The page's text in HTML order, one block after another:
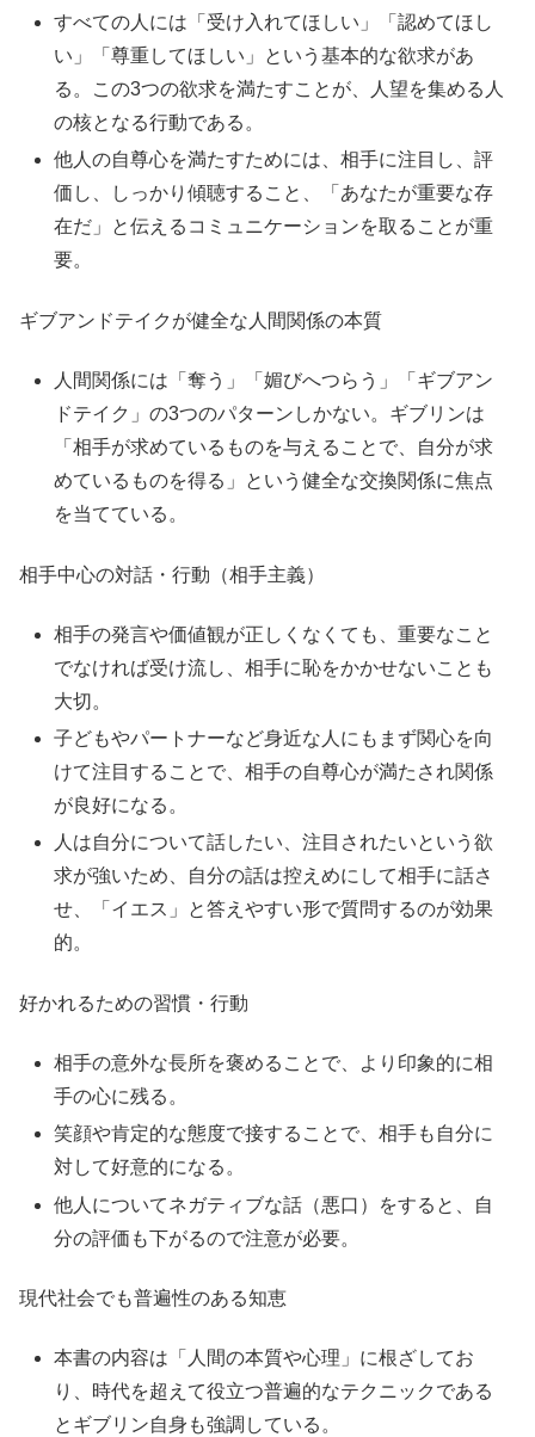
すべての人には「受け入れてほしい」「認めてほし
い」「尊重してほしい」という基本的な欲求があ
る。この3つの欲求を満たすことが、人望を集める人
の核となる行動である。
他人の自尊心を満たすためには、相手に注目し、評
価し、しっかり傾聴すること、「あなたが重要な存
在だ」と伝えるコミュニケーションを取ることが重
要。
ギブアンドテイクが健全な人間関係の本質
人間関係には「奪う」「媚びへつらう」「ギブアン
ドテイク」の3つのパターンしかない。ギブリンは
「相手が求めているものを与えることで、自分が求
めているものを得る」という健全な交換関係に焦点
を当てている。
相手中心の対話・行動（相手主義）
相手の発言や価値観が正しくなくても、重要なこと
でなければ受け流し、相手に恥をかかせないことも
大切。
子どもやパートナーなど身近な人にもまず関心を向
けて注目することで、相手の自尊心が満たされ関係
が良好になる。
人は自分について話したい、注目されたいという欲
求が強いため、自分の話は控えめにして相手に話さ
せ、「イエス」と答えやすい形で質問するのが効果
的。
好かれるための習慣・行動
相手の意外な長所を褒めることで、より印象的に相
手の心に残る。
笑顔や肯定的な態度で接することで、相手も自分に
対して好意的になる。
他人についてネガティブな話（悪口）をすると、自
分の評価も下がるので注意が必要。
現代社会でも普遍性のある知恵
本書の内容は「人間の本質や心理」に根ざしてお
り、時代を超えて役立つ普遍的なテクニックである
とギブリン自身も強調している。